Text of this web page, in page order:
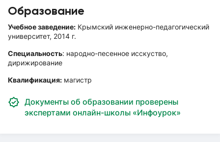
Образование
Учебное заведение: Крымский инженерно-педагогический
университет, 2014 г.
Специальность: народно-песенное исскуство,
дирижирование
Квалификация: магистр
Документы об образовании проверены
экспертами онлайн-школы «Инфоурок»